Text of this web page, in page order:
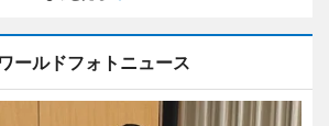
ワールドフォトニュース